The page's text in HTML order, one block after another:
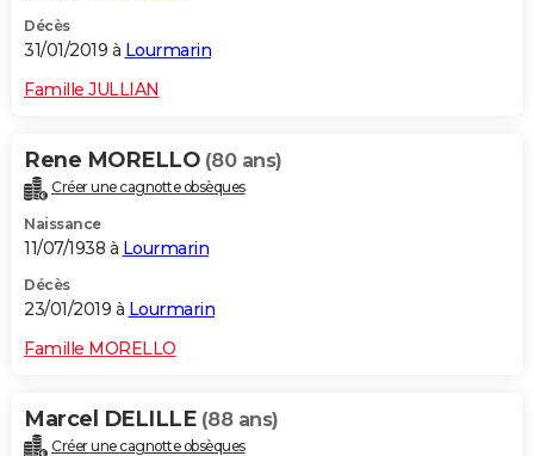
Décès
31/01/2019 à Lourmarin
Famille JULLIAN
Rene MORELLO (80 ans)
Créer une cagnotte obsèques
Naissance
11/07/1938 à Lourmarin
Décès
23/01/2019 à Lourmarin
Famille MORELLO
Marcel DELILLE (88 ans)
Créer une cagnotte obsèques